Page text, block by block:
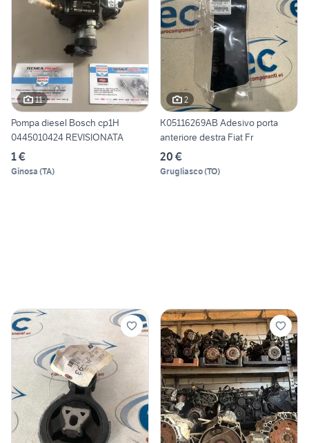
11
Pompa diesel Bosch cp1H
0445010424 REVISIONATA
1 €
Ginosa (TA)
2
K05116269AB Adesivo porta
anteriore destra Fiat Fr
20 €
Grugliasco(TO)